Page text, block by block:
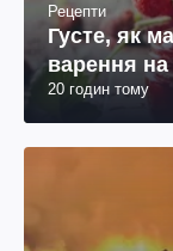
Рецепти
Густе, як
варення на
20 годин тому